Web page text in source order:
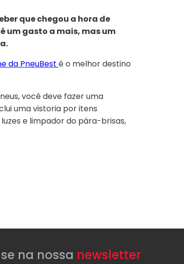
que chegou a hora de
um gasto a mais, mas um
da PneuBest é o melhor destino
você deve fazer uma
uma vistoria por itens
e limpador do pára-brisas,
na nossa newsletter